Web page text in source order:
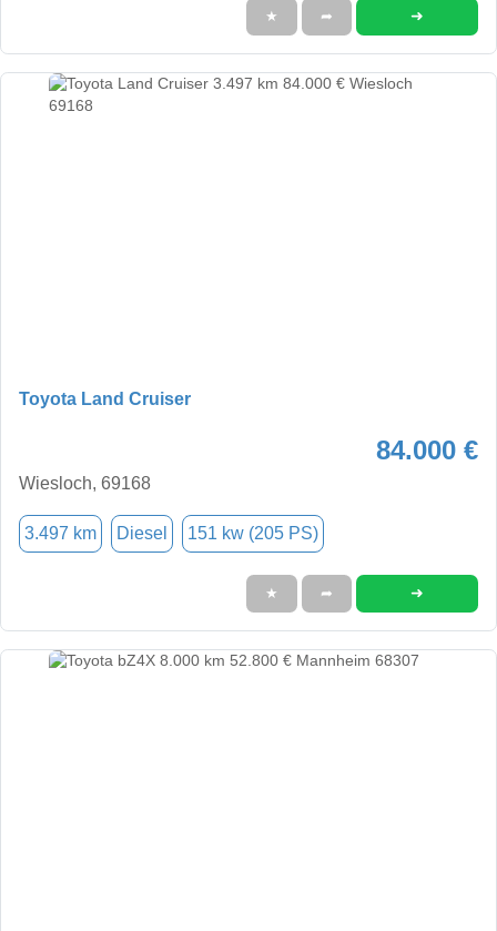
★ ➦ ➜
Toyota Land Cruiser
84.000 €
Wiesloch, 69168
3.497 km Diesel 151 kw (205 PS)
★ ➦ ➜